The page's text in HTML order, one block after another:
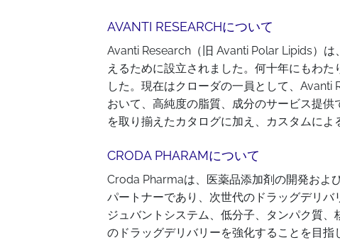
AVANTI RESEARCHについて
Avanti Research（旧 Avanti Polar Lipids）
えるために設立されました。何十年にもわ
した。現在はクローダの一員として、
おいて、高純度の脂質、成分のサービス提
を取り揃えたカタログに加え、カスタムによ
CRODA PHARAMについて
Croda Pharmaは、医薬品添加剤の開発およ
パートナーであり、次世代のドラッグデリ
ジュバントシステム、低分子、タンパク質
のドラッグデリバリーを強化することを目指